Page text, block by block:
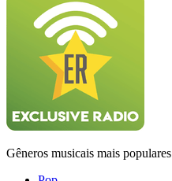
Gêneros musicais mais populares